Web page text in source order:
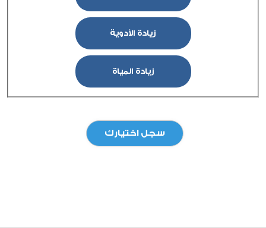
زيادة الأدوية
زيادة المياة